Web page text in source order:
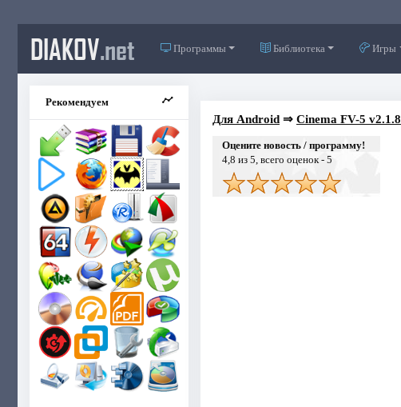
DIAKOV.net Программы Библиотека Игры
Рекомендуем
Для Android⇒ Cinema FV-5 v2.1.8
Оцените новость / программу!
4,8 из 5, всего оценок - 5